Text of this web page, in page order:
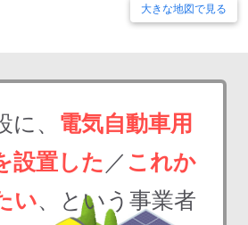
大きな地図で見る
、 電気自動車用
設置した ／ これか
い、という事業者